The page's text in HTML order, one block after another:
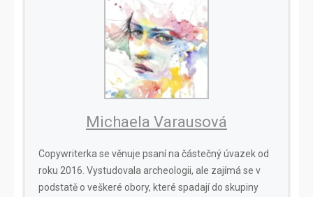
Michaela Varausová
Copywriterka se věnuje psaní na částečný úvazek od
roku 2016. Vystudovala archeologii, ale zajímá se v
podstatě o veškeré obory, které spadají do skupiny